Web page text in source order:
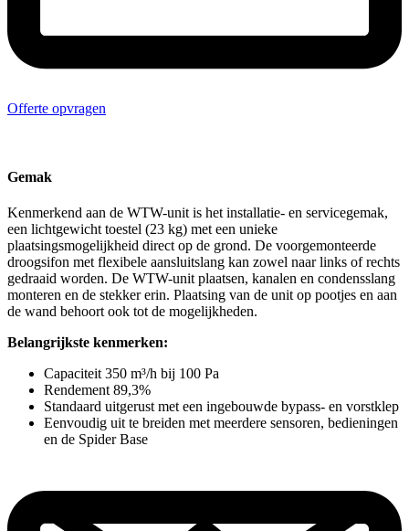
Offerte opvragen
Gemak
Kenmerkend aan de WTW-unit is het installatie- en servicegemak,
een lichtgewicht toestel (23 kg) met een unieke
plaatsingsmogelijkheid direct op de grond. De voorgemonteerde
droogsifon met flexibele aansluitslang kan zowel naar links of rechts
gedraaid worden. De WTW-unit plaatsen, kanalen en condensslang
monteren en de stekker erin. Plaatsing van de unit op pootjes en aan
de wand behoort ook tot de mogelijkheden.
Belangrijkste kenmerken:
Capaciteit 350 m³/h bij 100 Pa
Rendement 89,3%
Standaard uitgerust met een ingebouwde bypass- en vorstklep
Eenvoudig uit te breiden met meerdere sensoren, bedieningen
en de Spider Base